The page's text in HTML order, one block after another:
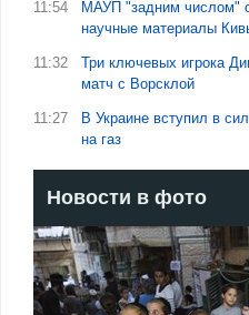
11:54
МАУП "задним числом"
научные материалы
11:32
Три ключевых игрока
матч с Ворсклой
11:27
В Украине вступил в
на газ
Новости в фото